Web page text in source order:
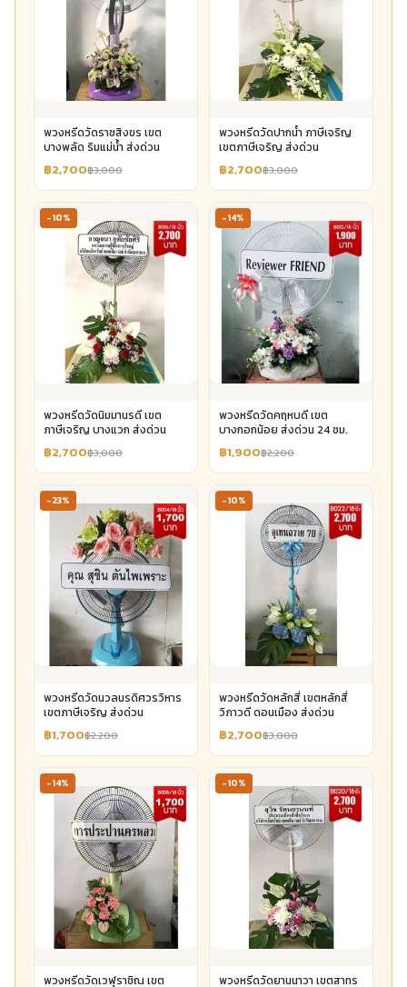
พวงหรีดวัดราชสิงขร เขต
บางพลัด ริมแม่น้ำ ส่งด่วน
฿2,700฿3,000
พวงหรีดวัดปากน้ำ ภาษีเจริญ
เขตภาษีเจริญ ส่งด่วน
฿2,700฿3,000
-10%
พวงหรีดวัดนิมมานรดี เขต
ภาษีเจริญ บางแวก ส่งด่วน
฿2,700฿3,000
-14%
พวงหรีดวัดคฤหบดี เขต
บางกอกน้อย ส่งด่วน 24 ชม.
฿1,900฿2,200
-23%
พวงหรีดวัดนวลนรดิศวรวิหาร
เขตภาษีเจริญ ส่งด่วน
฿1,700฿2,200
-10%
พวงหรีดวัดหลักสี่ เขตหลักสี่
วิภาวดี ดอนเมือง ส่งด่วน
฿2,700฿3,000
-14%
พวงหรีดวัดเวฬุราชิณ เขต
-10%
พวงหรีดวัดยานนาวา เขตสาทร